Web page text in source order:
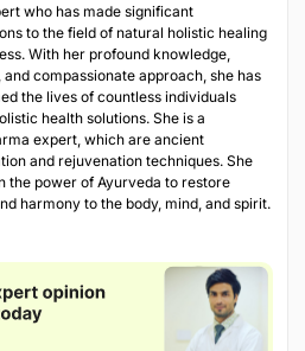
who has made significant
to the field of natural holistic healing
With her profound knowledge,
compassionate approach, she has
the lives of countless individuals
health solutions. She is a
expert, which are ancient
and rejuvenation techniques. She
the power of Ayurveda to restore
harmony to the body, mind, and spirit.